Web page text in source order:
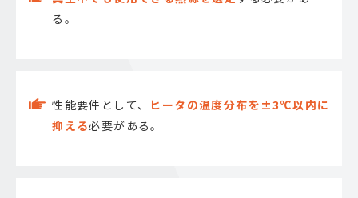
る。
性能要件として、
ヒータの温度分布を±3℃以内に
抑える必要がある。